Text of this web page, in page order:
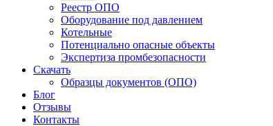
Реестр ОПО
Оборудование под давлением
Котельные
Потенциально опасные объекты
Экспертиза промбезопасности
Скачать
Образцы документов (ОПО)
Блог
Отзывы
Контакты